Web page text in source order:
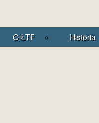
O ŁTF Historia